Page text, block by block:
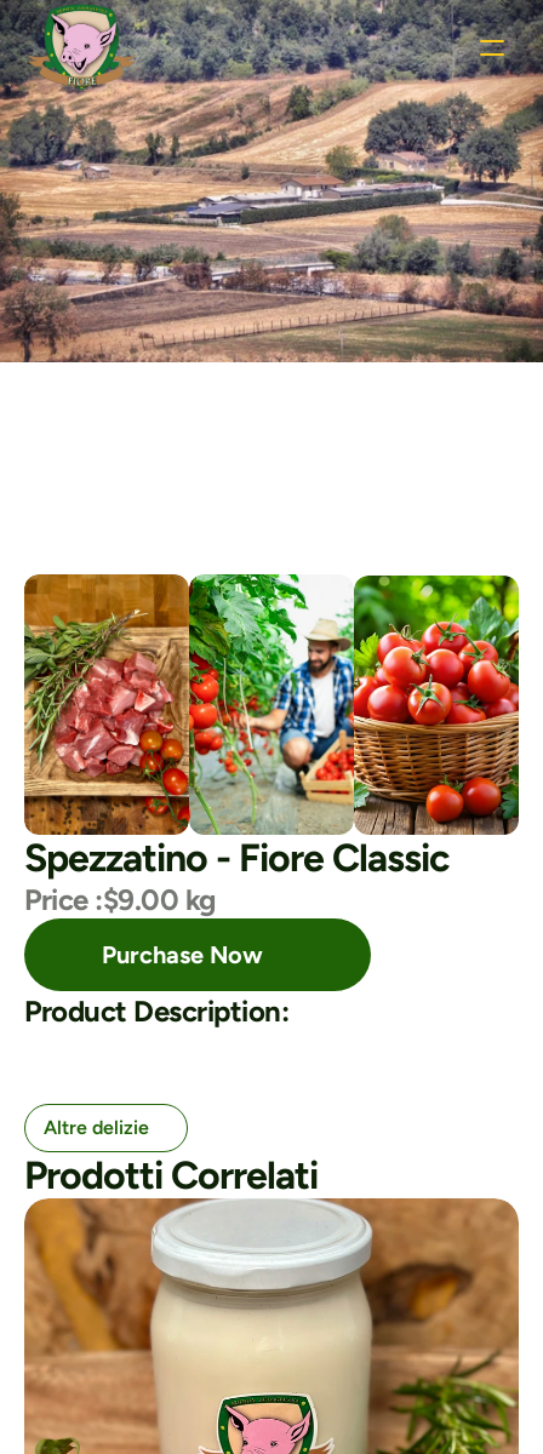
Shop Details
Securely Checkout and Enjoy Farm Fresh
Deliveries
Spezzatino - Fiore Classic
Price :$9.00 kg
Purchase Now
Product Description:
Altre delizie
Prodotti Correlati